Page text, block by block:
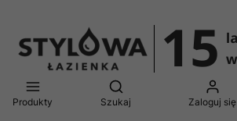
Produkty
Otwórz wyszukiwarkę
Szukaj Zaloguj się